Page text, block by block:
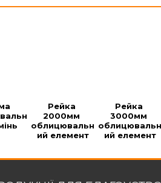
Рейка
2000мм
облицювальн
ий елемент
Рейка
3000мм
облицювальн
ий елемент